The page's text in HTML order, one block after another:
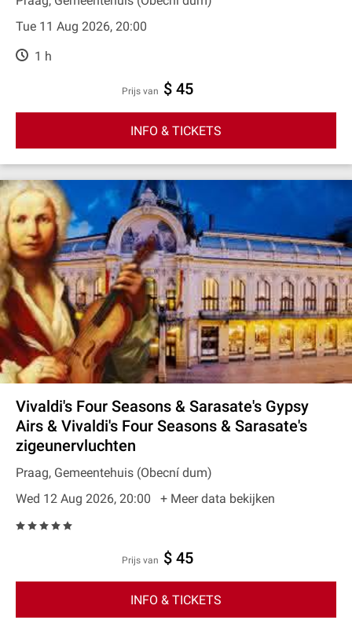
Tue 11 Aug 2026, 20:00
1 h
prijs van $ 45
INFO & TICKETS
Vivaldi's Four Seasons & Sarasate's Gypsy
Airs & Vivaldi's Four Seasons & Sarasate's
zigeunervluchten
Praag, Gemeentehuis (Obecní dum)
Wed 12 Aug 2026, 20:00
+ Meer data bekijken
prijs van $ 45
INFO & TICKETS